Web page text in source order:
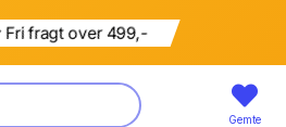
Fri fragt over 499,-
Gemte